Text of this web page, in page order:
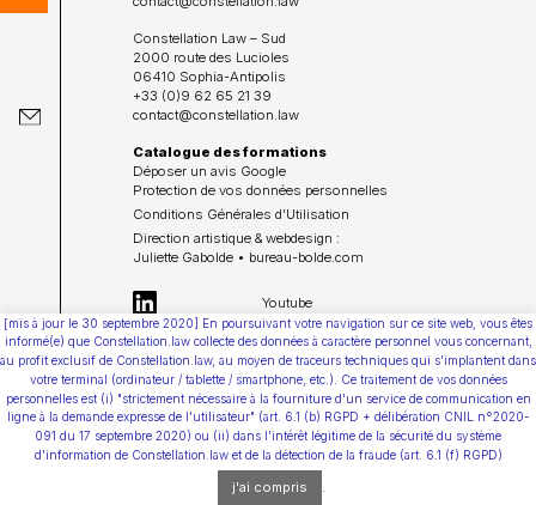
Nos partenaires
Nous rejoindre
Les Smart Diagnostics
Constellation Law – Sud
2000 route des Lucioles
06410 Sophia-Antipolis
+33 (0)9 62 65 21 39
contact@constellation.law
Catalogue des formations
Déposer un avis Google
Protection de vos données personnelles
Conditions Générales d’Utilisation
Direction artistique & webdesign :
Juliette Gabolde • bureau-bolde.com
Youtube
Nous écrire un mail
[mis à jour le 30 septembre 2020] En poursuivant votre navigation sur ce site web, vous êtes
informé(e) que Constellation.law collecte des données à caractère personnel vous concernant,
au profit exclusif de Constellation.law, au moyen de traceurs techniques qui s'implantent dans
votre terminal (ordinateur / tablette / smartphone, etc.). Ce traitement de vos données
personnelles est (i) "strictement nécessaire à la fourniture d'un service de communication en
ligne à la demande expresse de l'utilisateur" (art. 6.1 (b) RGPD + délibération CNIL n°2020-
091 du 17 septembre 2020) ou (ii) dans l'intérêt légitime de la sécurité du système
d'information de Constellation.law et de la détection de la fraude (art. 6.1 (f) RGPD)
j'ai compris